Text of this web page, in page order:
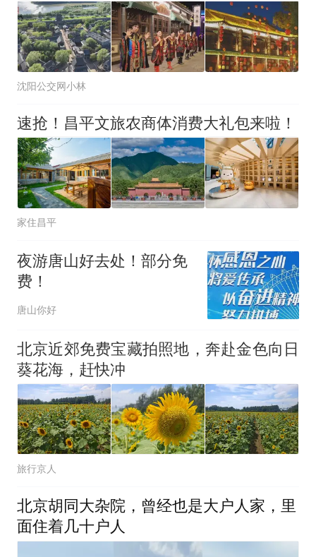
沈阳公交网小林
速抢！昌平文旅农商体消费大礼包来啦！
家住昌平
夜游唐山好去处！部分免
费！
唐山你好
北京近郊免费宝藏拍照地，奔赴金色向日
葵花海，赶快冲
旅行京人
北京胡同大杂院，曾经也是大户人家，里
面住着几十户人